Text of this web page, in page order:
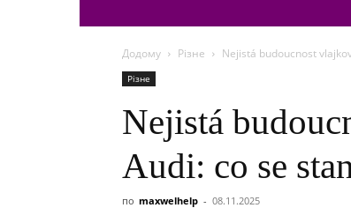
Додому Різне Nejistá budoucnost
Різне
Nejistá
Audi: co se
по maxwelhelp - 08.11.2025